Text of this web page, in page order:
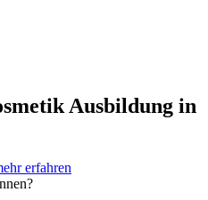
Ausbildung in
erfahren